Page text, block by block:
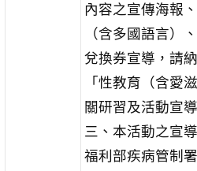
內容之宣傳海報
（含多國語言）
兌換券宣導，請
「性教育（含愛
關研習及活動宣導
三、本活動之宣
福利部疾病管制